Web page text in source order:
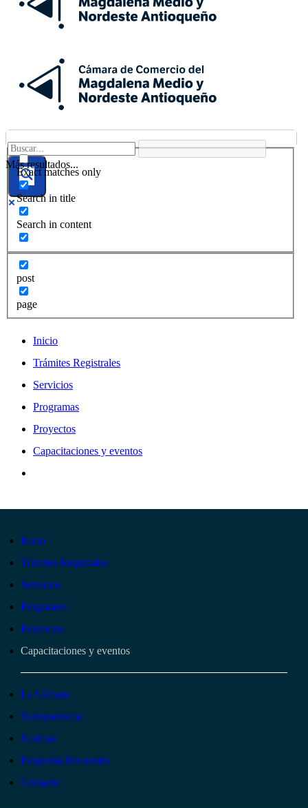
Más resultados...
Exact matches only
Search in title
Search in content
post
page
Inicio
Trámites Registrales
Servicios
Programas
Proyectos
Capacitaciones y eventos
Inicio
Trámites Registrales
Servicios
Programas
Proyectos
Capacitaciones y eventos
La Cámara
Transparencia
Noticias
Preguntas frecuentes
Contacto